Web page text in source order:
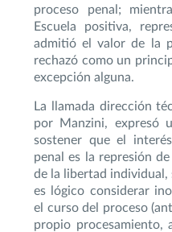
proceso penal;
Escuela positiva,
admitió el valor de la
rechazó como un
excepción alguna.
La llamada dirección
por Manzini, expresó
sostener que el
penal es la represión
de la libertad individual,
es lógico considerar
el curso del proceso
propio